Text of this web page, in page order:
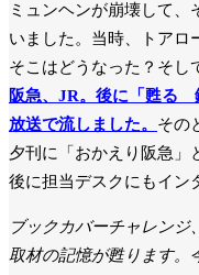
ミュンヘンが崩壊して、
いました。当時、トアロ
そこはどうなった？そし
阪急、JR。後に「甦る
放送で流しました。 その
夕刊に「おかえり阪急」
後に担当デスクにもイン
ブックカバーチャレン
取材の記憶が甦ります。